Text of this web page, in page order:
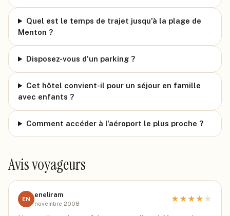
Quel est le temps de trajet jusqu'à la plage de
Menton ?
Disposez-vous d'un parking ?
Cet hôtel convient-il pour un séjour en famille
avec enfants ?
Comment accéder à l'aéroport le plus proche ?
Avis voyageurs
EN
eneliram
novembre 2008
★★★★ ★